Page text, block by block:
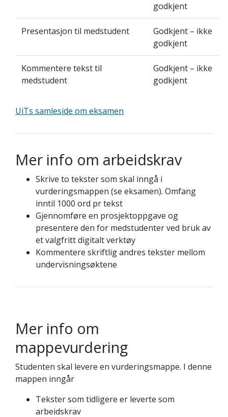
godkjent
Presentasjon til medstudent
Godkjent – ikke
godkjent
Kommentere tekst til
medstudent
Godkjent – ikke
godkjent
UiTs samleside om eksamen
Mer info om arbeidskrav
Skrive to tekster som skal inngå i
vurderingsmappen (se eksamen). Omfang
inntil 1000 ord pr tekst
Gjennomføre en prosjektoppgave og
presentere den for medstudenter ved bruk av
et valgfritt digitalt verktøy
Kommentere skriftlig andres tekster mellom
undervisningsøktene
Mer info om
mappevurdering
Studenten skal levere en vurderingsmappe. I denne
mappen inngår
Tekster som tidligere er leverte som
arbeidskrav